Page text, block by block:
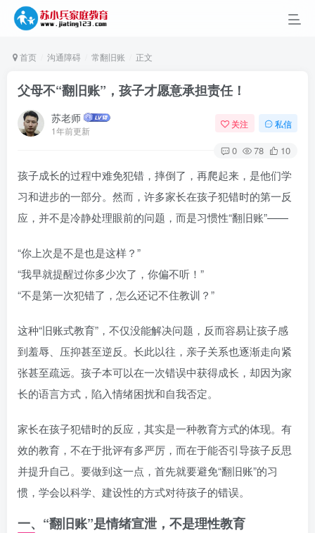
首页 沟通障碍 常翻旧账 正文
父母不“翻旧账”，孩子才愿意承担责任！
苏老师
1年前更新
关注 私信
0 78 10
孩子成长的过程中难免犯错，摔倒了，再爬起来，是他们学
习和进步的一部分。然而，许多家长在孩子犯错时的第一反
应，并不是冷静处理眼前的问题，而是习惯性“翻旧账”——
“你上次是不是也是这样？”
“我早就提醒过你多少次了，你偏不听！”
“不是第一次犯错了，怎么还记不住教训？”
这种“旧账式教育”，不仅没能解决问题，反而容易让孩子感
到羞辱、压抑甚至逆反。长此以往，亲子关系也逐渐走向紧
张甚至疏远。孩子本可以在一次错误中获得成长，却因为家
长的语言方式，陷入情绪困扰和自我否定。
家长在孩子犯错时的反应，其实是一种教育方式的体现。有
效的教育，不在于批评有多严厉，而在于能否引导孩子反思
并提升自己。要做到这一点，首先就要避免“翻旧账”的习
惯，学会以科学、建设性的方式对待孩子的错误。
一、“翻旧账”是情绪宣泄，不是理性教育